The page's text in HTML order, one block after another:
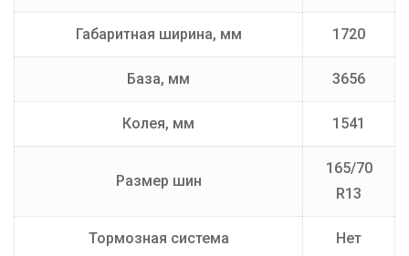
Габаритная ширина, мм 1720
База, мм 3656
Колея, мм 1541
Размер шин
165/70
R13
Тормозная система Нет